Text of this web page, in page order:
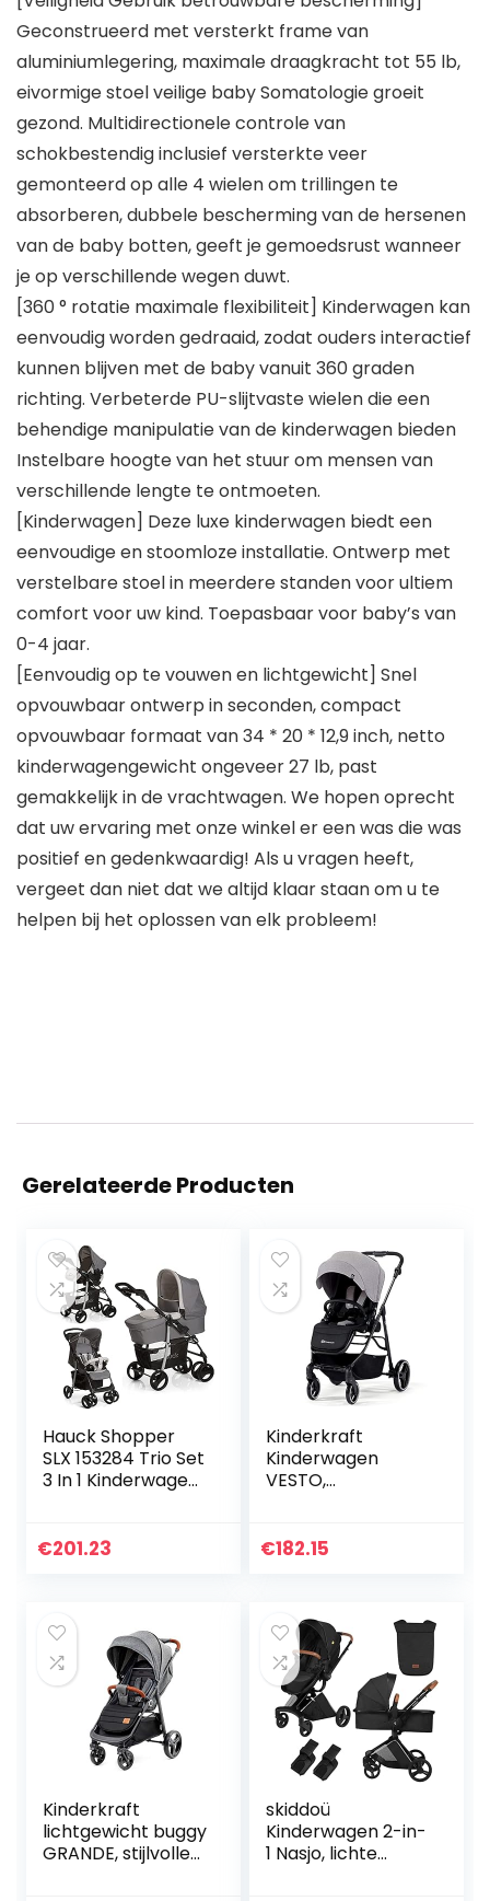
Geconstrueerd met versterkt frame van
aluminiumlegering, maximale draagkracht tot 55 lb,
eivormige stoel veilige baby Somatologie groeit
gezond. Multidirectionele controle van
schokbestendig inclusief versterkte veer
gemonteerd op alle 4 wielen om trillingen te
absorberen, dubbele bescherming van de hersenen
van de baby botten, geeft je gemoedsrust wanneer
je op verschillende wegen duwt.
[360 ° rotatie maximale flexibiliteit] Kinderwagen kan
eenvoudig worden gedraaid, zodat ouders interactief
kunnen blijven met de baby vanuit 360 graden
richting. Verbeterde PU-slijtvaste wielen die een
behendige manipulatie van de kinderwagen bieden
Instelbare hoogte van het stuur om mensen van
verschillende lengte te ontmoeten.
[Kinderwagen] Deze luxe kinderwagen biedt een
eenvoudige en stoomloze installatie. Ontwerp met
verstelbare stoel in meerdere standen voor ultiem
comfort voor uw kind. Toepasbaar voor baby’s van
0-4 jaar.
[Eenvoudig op te vouwen en lichtgewicht] Snel
opvouwbaar ontwerp in seconden, compact
opvouwbaar formaat van 34 * 20 * 12,9 inch, netto
kinderwagengewicht ongeveer 27 lb, past
gemakkelijk in de vrachtwagen. We hopen oprecht
dat uw ervaring met onze winkel er een was die was
positief en gedenkwaardig! Als u vragen heeft,
vergeet dan niet dat we altijd klaar staan ​​om u te
helpen bij het oplossen van elk probleem!
Gerelateerde Producten
Hauck Shopper
SLX 153284 Trio Set
3 In 1 Kinderwagen,
€201.23
Kinderkraft
Kinderwagen
VESTO,
Sportwagen,
Zonnekap…
€182.15
Kinderkraft
lichtgewicht buggy
GRANDE, stijlvolle
skiddoü
Kinderwagen 2-in-
1 Nasjo, lichte